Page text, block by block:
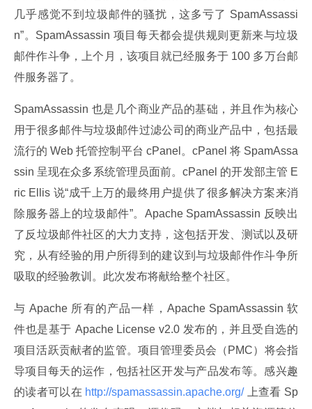
几乎感觉不到垃圾邮件的骚扰，这多亏了 SpamAssassi
n”。SpamAssassin 项目每天都会提供规则更新来与垃圾
邮件作斗争，上个月，该项目就已经服务于 100 多万台邮
件服务器了。
SpamAssassin 也是几个商业产品的基础，并且作为核心
用于很多邮件与垃圾邮件过滤公司的商业产品中，包括最
流行的 Web 托管控制平台 cPanel。cPanel 将 SpamAssa
ssin 呈现在众多系统管理员面前。cPanel 的开发部主管 E
ric Ellis 说“成千上万的最终用户提供了很多解决方案来消
除服务器上的垃圾邮件”。Apache SpamAssassin 反映出
了反垃圾邮件社区的大力支持，这包括开发、测试以及研
究，从有经验的用户所得到的建议到与垃圾邮件作斗争所
吸取的经验教训。此次发布将献给整个社区。
与 Apache 所有的产品一样，Apache SpamAssassin 软
件也是基于 Apache License v2.0 发布的，并且受自选的
项目活跃贡献者的监管。项目管理委员会（PMC）将会指
导项目每天的运作，包括社区开发与产品发布等。感兴趣
的读者可以在 http://spamassassin.apache.org/
上查看 Sp